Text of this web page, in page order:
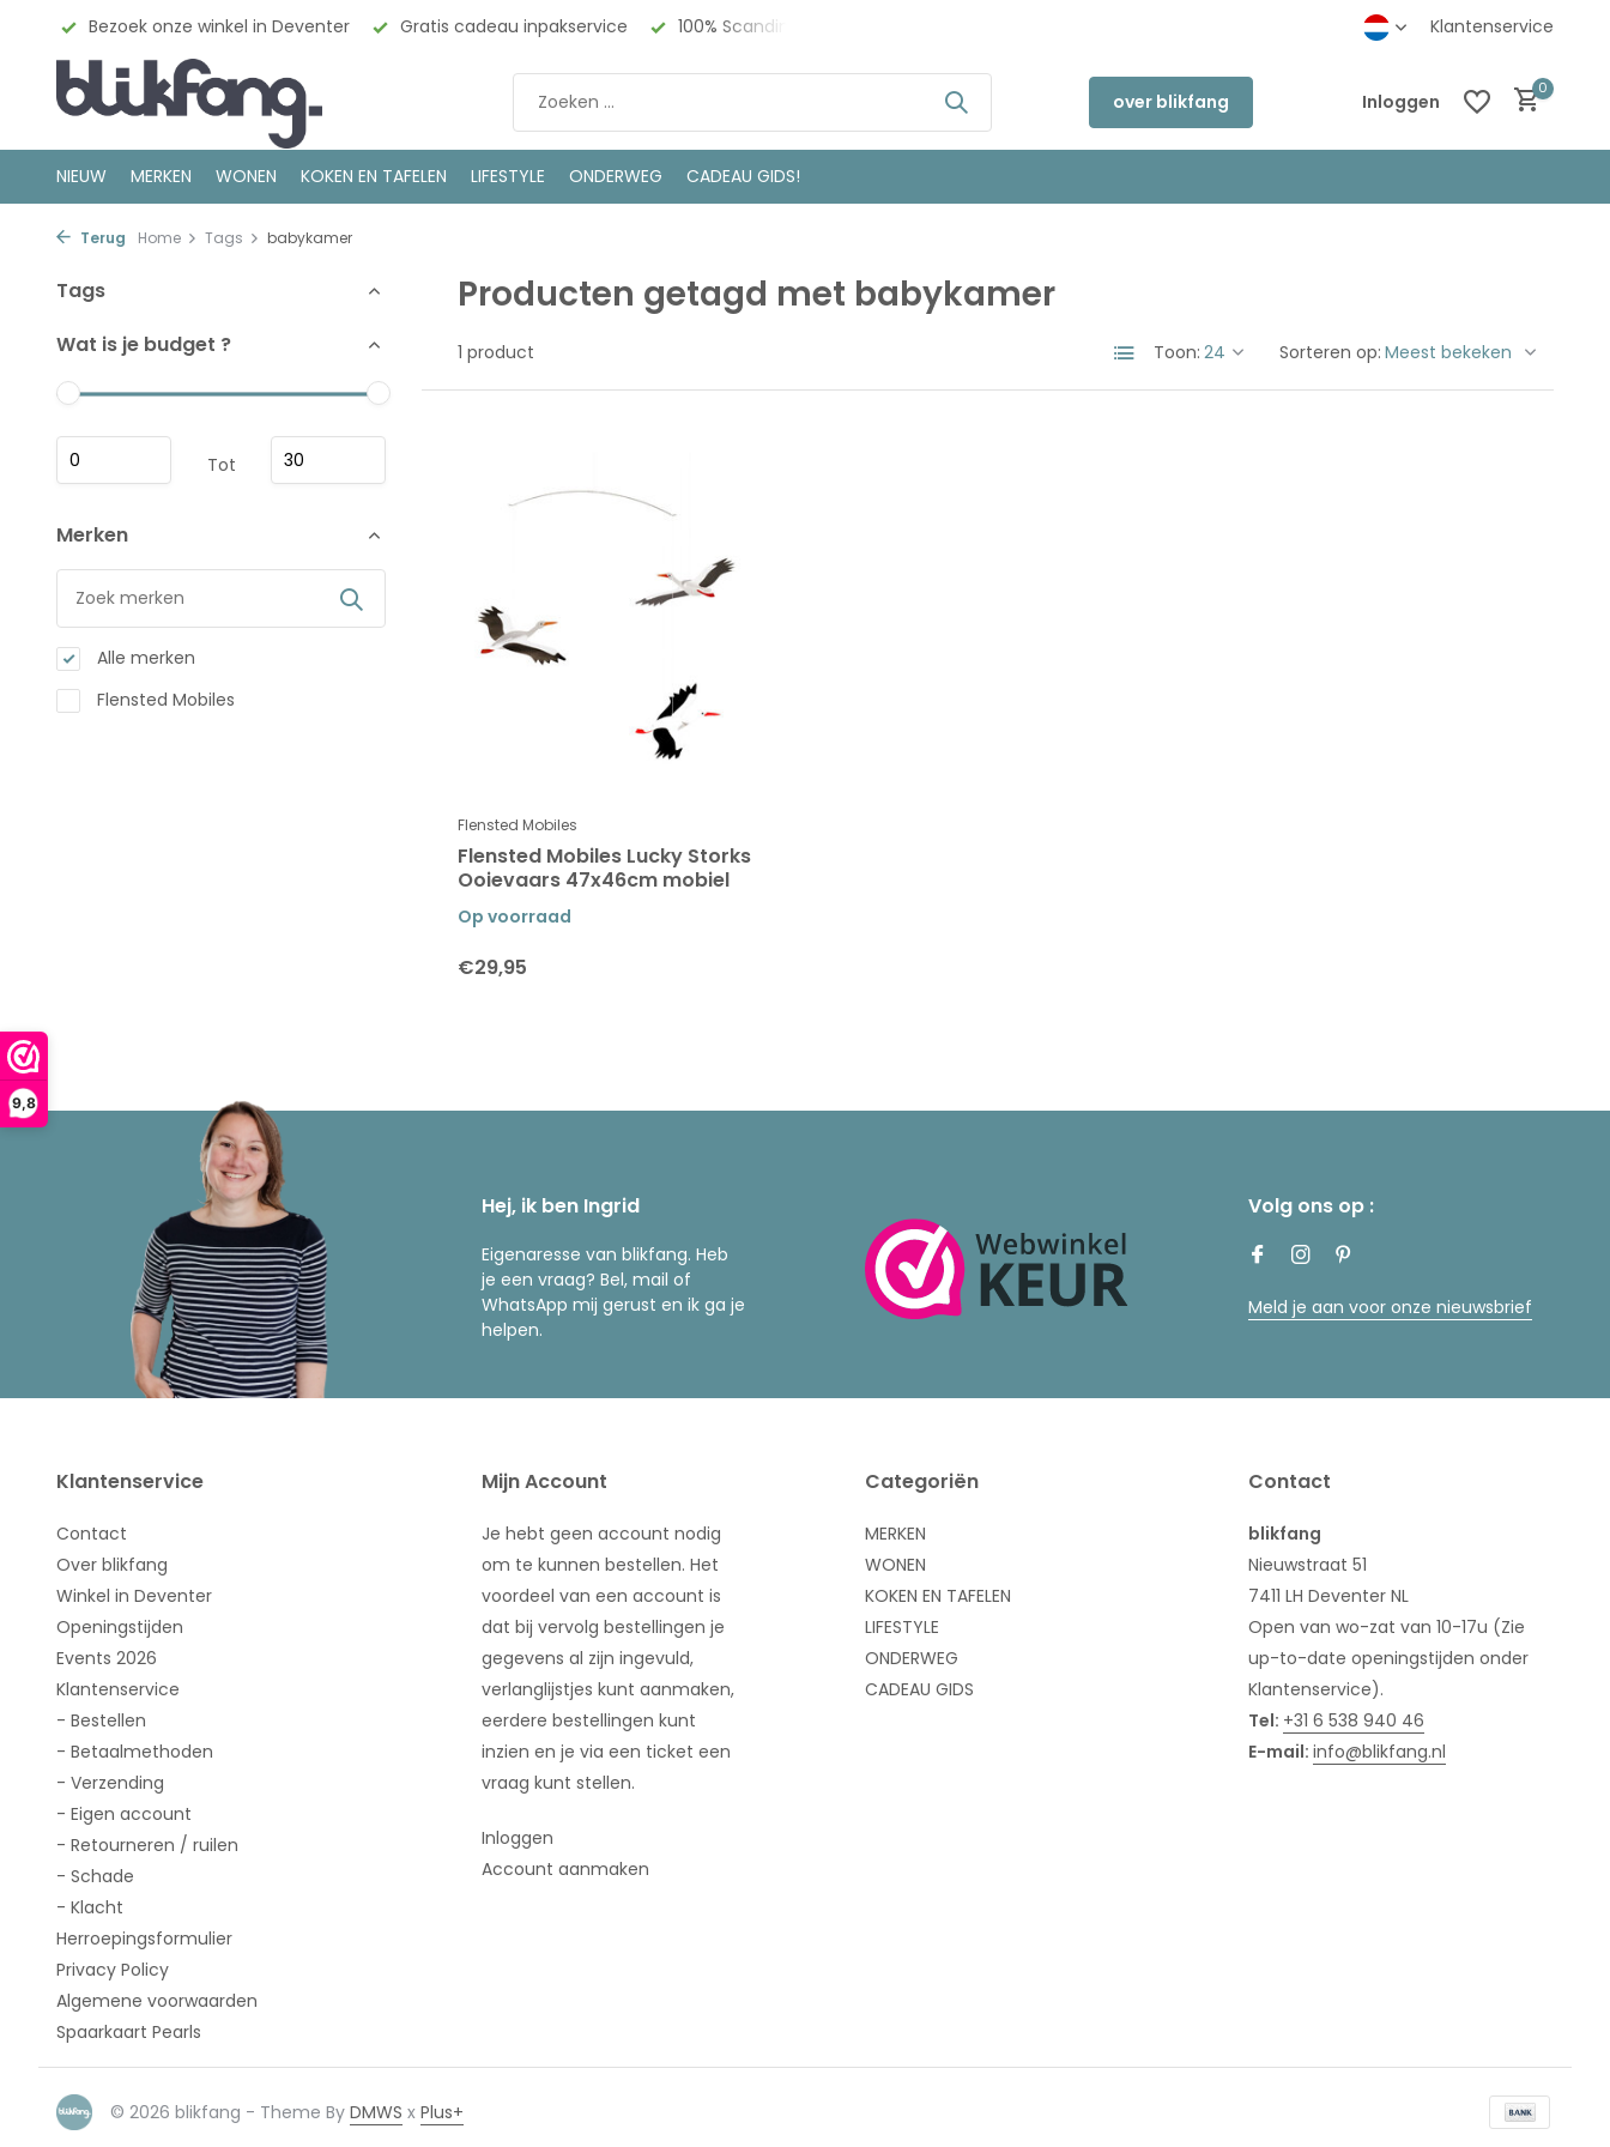
9,8
Bezoek onze winkel in Deventer Gratis cadeau inpakservice 100% Scandinavisch Design Klantenservice
over blikfang Inloggen
0
NIEUW MERKEN WONEN KOKEN EN TAFELEN LIFESTYLE ONDERWEG CADEAU GIDS!
Terug Home Tags babykamer
Tags
Wat is je budget ?
Tot
Merken
Alle merken
Flensted Mobiles
Producten getagd met babykamer
1 product Toon: Sorteren op:
Flensted Mobiles
Flensted Mobiles Lucky Storks
Ooievaars 47x46cm mobiel
Op voorraad
€29,95
Hej, ik ben Ingrid
Eigenaresse van blikfang. Heb
je een vraag? Bel, mail of
WhatsApp mij gerust en ik ga je
helpen.
Volg ons op :
Meld je aan voor onze nieuwsbrief
Klantenservice
Contact
Over blikfang
Winkel in Deventer
Openingstijden
Events 2026
Klantenservice
- Bestellen
- Betaalmethoden
- Verzending
- Eigen account
- Retourneren / ruilen
- Schade
- Klacht
Herroepingsformulier
Privacy Policy
Algemene voorwaarden
Spaarkaart Pearls
Mijn Account
Je hebt geen account nodig
om te kunnen bestellen. Het
voordeel van een account is
dat bij vervolg bestellingen je
gegevens al zijn ingevuld,
verlanglijstjes kunt aanmaken,
eerdere bestellingen kunt
inzien en je via een ticket een
vraag kunt stellen.
Inloggen
Account aanmaken
Categoriën
MERKEN
WONEN
KOKEN EN TAFELEN
LIFESTYLE
ONDERWEG
CADEAU GIDS
Contact
blikfang
Nieuwstraat 51
7411 LH Deventer NL
Open van wo-zat van 10-17u (Zie
up-to-date openingstijden onder
Klantenservice).
Tel: +31 6 538 940 46
E-mail: info@blikfang.nl
© 2026 blikfang - Theme By DMWS x Plus+